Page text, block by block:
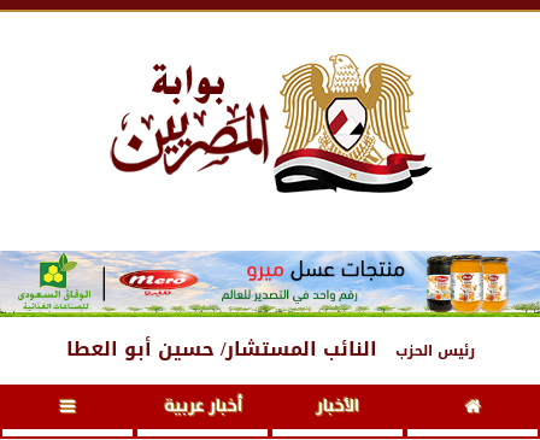
رئيس الحزب النائب المستشار/ حسين أبو العطا
الأخبار أخبار عربية